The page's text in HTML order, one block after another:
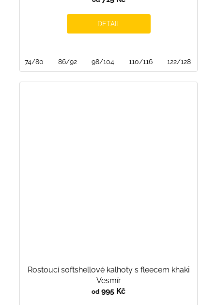
DETAIL
74/80 86/92 98/104 110/116 122/128
Rostoucí softshellové kalhoty s fleecem khaki
Vesmír
od 995 Kč